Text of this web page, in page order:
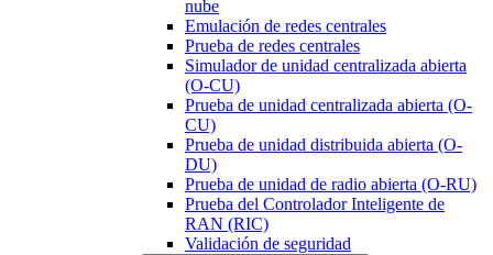
nube
Emulación de redes centrales
Prueba de redes centrales
Simulador de unidad centralizada abierta
(O-CU)
Prueba de unidad centralizada abierta (O-
CU)
Prueba de unidad distribuida abierta (O-
DU)
Prueba de unidad de radio abierta (O-RU)
Prueba del Controlador Inteligente de
RAN (RIC)
Validación de seguridad